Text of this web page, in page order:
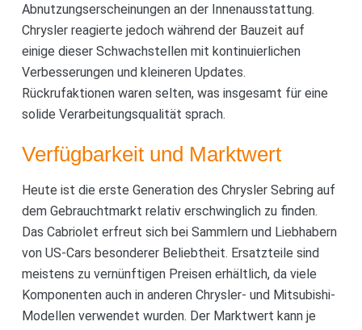
Abnutzungserscheinungen an der Innenausstattung.
Chrysler reagierte jedoch während der Bauzeit auf
einige dieser Schwachstellen mit kontinuierlichen
Verbesserungen und kleineren Updates.
Rückrufaktionen waren selten, was insgesamt für eine
solide Verarbeitungsqualität sprach.
Verfügbarkeit und Marktwert
Heute ist die erste Generation des Chrysler Sebring auf
dem Gebrauchtmarkt relativ erschwinglich zu finden.
Das Cabriolet erfreut sich bei Sammlern und Liebhabern
von US-Cars besonderer Beliebtheit. Ersatzteile sind
meistens zu vernünftigen Preisen erhältlich, da viele
Komponenten auch in anderen Chrysler- und Mitsubishi-
Modellen verwendet wurden. Der Marktwert kann je